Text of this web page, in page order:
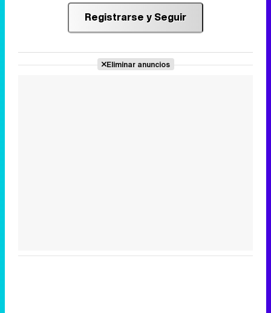
Registrarse y Seguir
Eliminar anuncios